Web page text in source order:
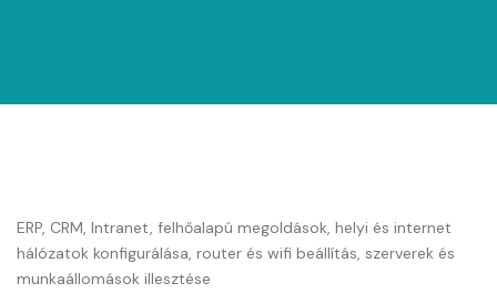
ERP, CRM, Intranet, felhőalapú megoldások, helyi és internet
hálózatok konfigurálása, router és wifi beállítás, szerverek és
munkaállomások illesztése